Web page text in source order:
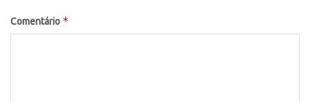
Comentário *